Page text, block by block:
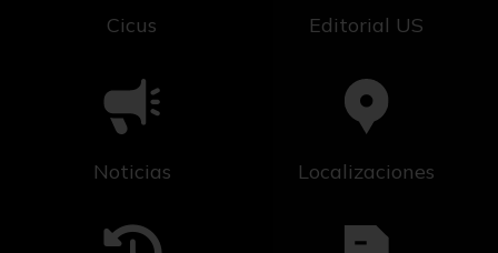
Cicus Editorial US
Noticias Localizaciones